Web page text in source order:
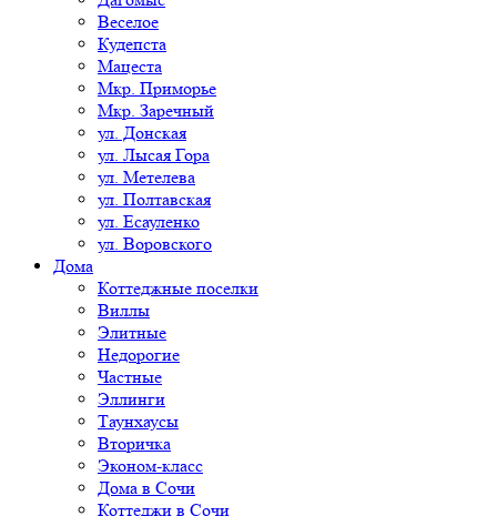
Веселое
Кудепста
Мацеста
Мкр. Приморье
Мкр. Заречный
ул. Донская
ул. Лысая Гора
ул. Метелева
ул. Полтавская
ул. Есауленко
ул. Воровского
Дома
Коттеджные поселки
Виллы
Элитные
Недорогие
Частные
Эллинги
Таунхаусы
Вторичка
Эконом-класс
Дома в Сочи
Коттеджи в Сочи